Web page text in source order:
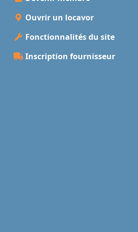
Ouvrir un locavor
Fonctionnalités du site
Inscription fournisseur